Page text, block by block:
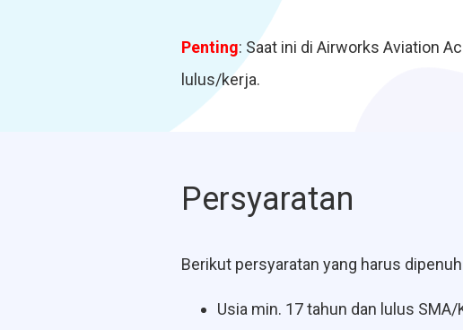
Penting: Saat ini di Airworks Aviation
lulus/kerja.
Persyaratan
Berikut persyaratan yang harus
Usia min. 17 tahun dan lulus SMA/